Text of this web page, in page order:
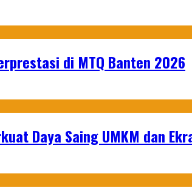
di MTQ Banten 2026
Daya Saing UMKM dan